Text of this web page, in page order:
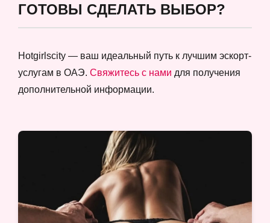
ГОТОВЫ СДЕЛАТЬ ВЫБОР?
Hotgirlscity — ваш идеальный путь к лучшим эскорт-
услугам в ОАЭ. Свяжитесь с нами для получения
дополнительной информации.